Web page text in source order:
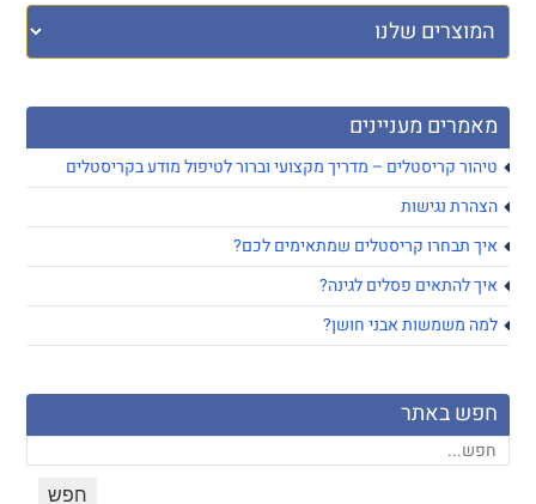
מאמרים מעניינים
טיהור קריסטלים – מדריך מקצועי וברור לטיפול מודע בקריסטלים
הצהרת נגישות
איך תבחרו קריסטלים שמתאימים לכם?
איך להתאים פסלים לגינה?
למה משמשות אבני חושן?
חפש באתר